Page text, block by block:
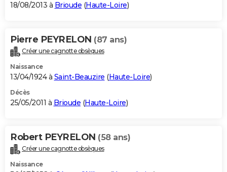
18/08/2013 à Brioude (Haute-Loire)
Pierre PEYRELON (87 ans)
Créer une cagnotte obsèques
Naissance
13/04/1924 à Saint-Beauzire (Haute-Loire)
Décès
25/05/2011 à Brioude (Haute-Loire)
Robert PEYRELON (58 ans)
Créer une cagnotte obsèques
Naissance